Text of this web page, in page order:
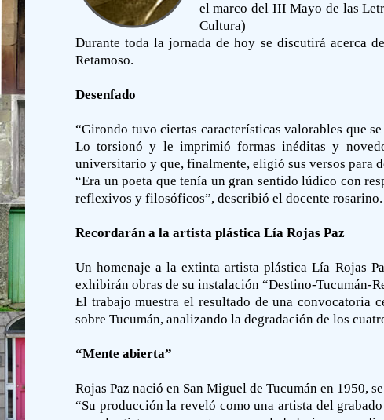
el marco del III Mayo de las
Cultura)
Durante toda la jornada de hoy se discutirá acerca
Retamoso.
Desenfado
“Girondo tuvo ciertas características valorables que
Lo torsionó y le imprimió formas inéditas y
universitario y que, finalmente, eligió sus versos para
“Era un poeta que tenía un gran sentido lúdico con
reflexivos y filosóficos”, describió el docente rosarino.
Recordarán a la artista plástica Lía Rojas Paz
Un homenaje a la extinta artista plástica Lía Rojas
exhibirán obras de su instalación “Destino-Tucumán-
El trabajo muestra el resultado de una convocatoria
sobre Tucumán, analizando la degradación de los
“Mente abierta”
Rojas Paz nació en San Miguel de Tucumán en 1950,
“Su producción la reveló como una artista del